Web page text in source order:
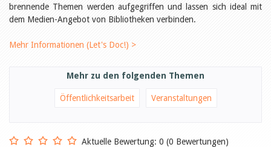
Leseförderung
Aus aller Welt
Lesetipps
Aus- und Weiterbildung
Kinder- und Jugendmedien
Jugendliche
brennende Themen werden aufgegriffen und lassen sich ideal mit
dem Medien-Angebot von Bibliotheken verbinden.
Mehr Informationen (Let's Doc!) >
Mehr zu den folgenden Themen
Öffentlichkeitsarbeit Veranstaltungen
Aktuelle Bewertung: 0 (0 Bewertungen)